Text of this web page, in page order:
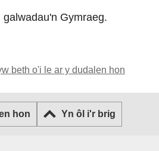
Gymraeg.
beth o'i le ar y dudalen hon
hon Yn ôl i'r brig